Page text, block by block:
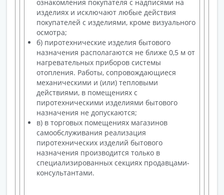
ознакомления покупателя с надписями на
изделиях и исключают любые действия
покупателей с изделиями, кроме визуального
осмотра;
б) пиротехнические изделия бытового
назначения располагаются не ближе 0,5 м от
нагревательных приборов системы
отопления. Работы, сопровождающиеся
механическими и (или) тепловыми
действиями, в помещениях с
пиротехническими изделиями бытового
назначения не допускаются;
в) в торговых помещениях магазинов
самообслуживания реализация
пиротехнических изделий бытового
назначения производится только в
специализированных секциях продавцами-
консультантами.